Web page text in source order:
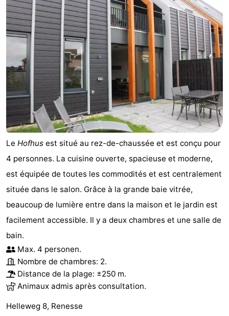
Zierikzee
-
Nature
Oosterschelde
-
Burgh
Haamstede
Nature
Kop
van
Schouwen
Walcheren
-
Veere
-
Nature
Oranjezon
-
Oostkapelle
-
Nature
de
Mantelingen
-
Domburg
-
Zoutelande
-
Vlissingen
-
Middelburg
Météo
Contact
Le Hofhus est situé au rez-de-chaussée et est conçu pour
4 personnes. La cuisine ouverte, spacieuse et moderne,
est équipée de toutes les commodités et est centralement
située dans le salon. Grâce à la grande baie vitrée,
beaucoup de lumière entre dans la maison et le jardin est
facilement accessible. Il y a deux chambres et une salle de
bain.
Max. 4 personen.
Nombre de chambres: 2.
Distance de la plage: ±250 m.
Animaux admis après consultation.
Helleweg 8, Renesse